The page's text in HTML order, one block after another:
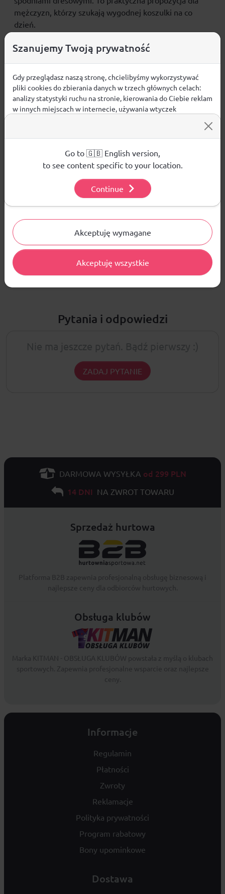
mężczyzn, którzy szukają wygodnej koszulki na co
dzień.
CECHY PRODUKTU
grubsza, bawełniana dzianinazapewnia trwałość i
komfort codziennego noszenia
krój regularwygodnie dopasowuje się do sylwetki
okrągły dekoltnadaje koszulce klasyczne
wykończenie
sylwetce
bez kieszeni – prosty i uniwersalny fason
materiał główny:bawełna 100%
ŚREDNIA OCENA:
Nie ma jeszcze żadnej recenzji produktu
Pytania i odpowiedzi
ZADAJ PYTANIE
DARMOWA WYSYŁKA od 299 PLN
14 DNI NA ZWROT TOWARU
Sprzedaż hurtowa
Obsługa klubów
Informacje
Regulamin
Płatności
Zwroty
Reklamacje
Polityka prywatności
Program rabatowy
Bony upominkowe
Dostawa
Szanujemy Twoją prywatność
Gdy przeglądasz naszą stronę, chcielibyśmy wykorzystywać
pliki cookies do zbierania danych w trzech głównych celach:
analizy statystyki ruchu na stronie, kierowania do Ciebie reklam
w innych miejscach w internecie, używania wtyczek
używanych plików cookies.
Aby dowiedzieć się więcej o plikach cookie i tym, jak
wykorzystujemy Twoje dane, odwiedź naszą Polityką
Akceptuję wymagane
Akceptuję wszystkie
Go to 🇬🇧 English version,
to see content specific to your location.
Continue